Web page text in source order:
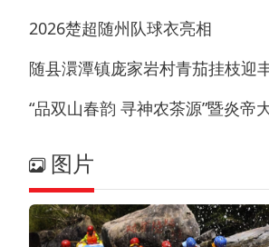
2026楚超随州队球衣亮相
图片